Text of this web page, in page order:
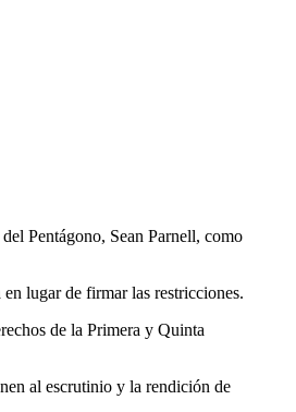
Pentágono, Sean Parnell, como
lugar de firmar las restricciones.
de la Primera y Quinta
al escrutinio y la rendición de